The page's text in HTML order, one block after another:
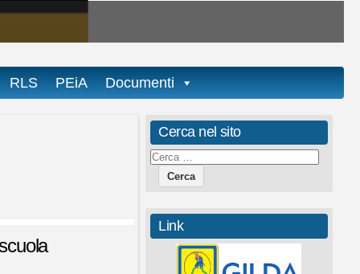
RLS PEiA Documenti
Cerca nel sito
Link